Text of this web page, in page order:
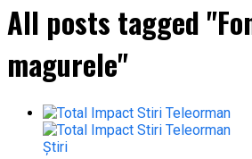
All posts tagged
magurele"
Știri